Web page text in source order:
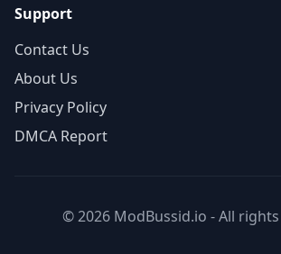
Support
Contact Us
About Us
Privacy Policy
DMCA Report
© 2026 ModBussid.io - All